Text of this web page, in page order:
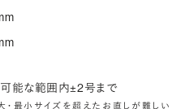
能な範囲内±2号まで
・最小サイズを超えたお直しが難しい